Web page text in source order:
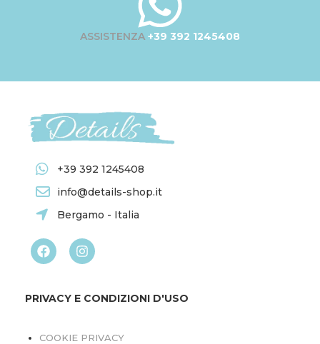
ASSISTENZA +39 392 1245408
+39 392 1245408
info@details-shop.it
Bergamo - Italia
PRIVACY E CONDIZIONI D'USO
COOKIE PRIVACY